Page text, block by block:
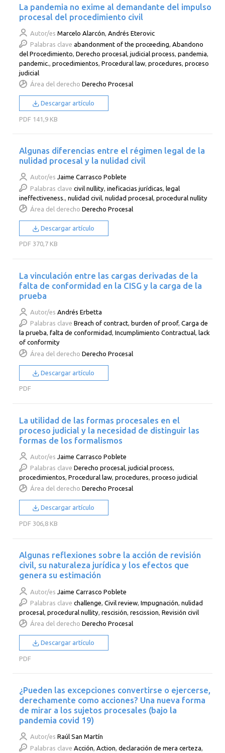
La pandemia no exime al demandante del impulso
procesal del procedimiento civil
Autor/es Marcelo Alarcón Andrés Eterovic
Palabras clave abandonment of the proceeding,Abandono
del Procedimiento,Derecho procesal,judicial process,pandemia,
pandemic.,procedimientos,Procedural law,procedures,proceso
judicial
Área del derecho Derecho Procesal
Descargar artículo
PDF 141,9 KB
Algunas diferencias entre el régimen legal de la
nulidad procesal y la nulidad civil
Autor/es Jaime Carrasco Poblete
Palabras clave civil nullity ,ineficacias jurídicas ,legal
ineffectiveness.
,nulidad civil ,nulidad procesal ,procedural nullity
Área del derecho Derecho Procesal
Descargar artículo
PDF 370,7 KB
La vinculación entre las cargas derivadas de la
falta de conformidad en la CISG y la carga de la
prueba
Autor/es Andrés Erbetta
Palabras clave Breach of contract, burden of proof,Carga de
la prueba,falta de conformidad,Incumplimiento Contractual, lack
of conformity
Área del derecho Derecho Procesal
Descargar artículo
PDF
La utilidad de las formas procesales en el
proceso judicial y la necesidad de distinguir las
formas de los formalismos
Autor/es Jaime Carrasco Poblete
Palabras clave Derecho procesal,judicial process,
procedimientos,Procedural law,procedures,proceso judicial
Área del derecho Derecho Procesal
Descargar artículo
PDF 306,8 KB
Algunas reflexiones sobre la acción de revisión
civil, su naturaleza jurídica y los efectos que
genera su estimación
Autor/es Jaime Carrasco Poblete
Palabras clave challenge,Civil review,Impugnación,nulidad
procesal,procedural nullity,rescisión,rescission,Revisión civil
Área del derecho Derecho Procesal
Descargar artículo
PDF
¿Pueden las excepciones convertirse o ejercerse,
derechamente como acciones? Una nueva forma
de mirar a los sujetos procesales (bajo la
pandemia covid 19)
Autor/es Raúl San Martín
Palabras clave Acción Action ,declaración de mera certeza